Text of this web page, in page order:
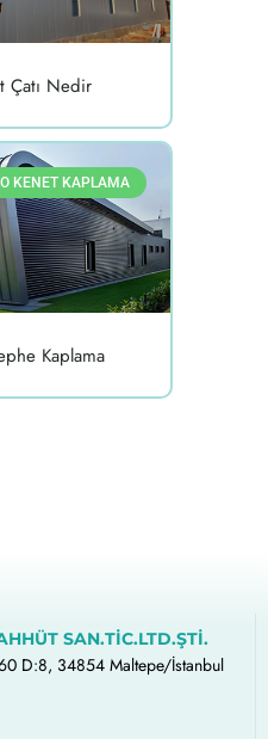
Çatı Nedir
KENET KAPLAMA
Kaplama
SAN.TİC.LTD.ŞTİ.
D:8, 34854 Maltepe/İstanbul